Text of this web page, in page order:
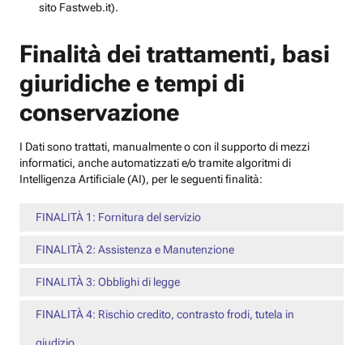
sito Fastweb.it).
Finalità dei trattamenti, basi
giuridiche e tempi di
conservazione
I Dati sono trattati, manualmente o con il supporto di mezzi
informatici, anche automatizzati e/o tramite algoritmi di
Intelligenza Artificiale (AI), per le seguenti finalità:
FINALITÀ 1: Fornitura del servizio
FINALITÀ 2: Assistenza e Manutenzione
FINALITÀ 3: Obblighi di legge
FINALITÀ 4: Rischio credito, contrasto frodi, tutela in